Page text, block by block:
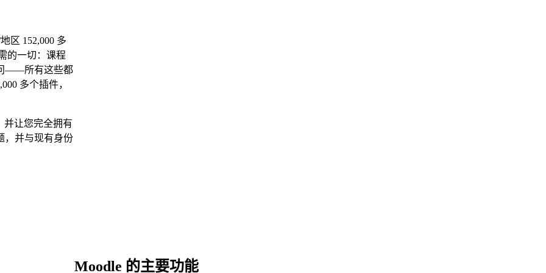
区 152,000 多
的一切：课程
——所有这些都
多个插件，
并让您完全拥有
，并与现有身份
Moodle 的主要功能